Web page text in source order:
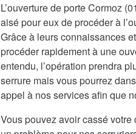
L’ouverture de porte Cormoz
aisé pour eux de procéder à
Grâce à leurs connaissances
procéder rapidement à une
entendu, l’opération prendra
serrure mais vous pourrez
appel à nos services afin que
Vous pouvez avoir cassé votre